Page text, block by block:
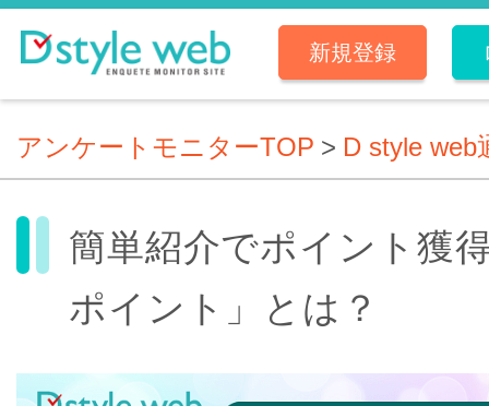
新規登録
アンケートモニターTOP > D style web
簡単紹介でポイント獲
ポイント」とは？